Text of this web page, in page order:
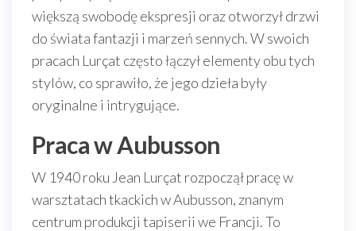
większą swobodę ekspresji oraz otworzył drzwi
do świata fantazji i marzeń sennych. W swoich
pracach Lurçat często łączył elementy obu tych
stylów, co sprawiło, że jego dzieła były
oryginalne i intrygujące.
Praca w Aubusson
W 1940 roku Jean Lurçat rozpoczął pracę w
warsztatach tkackich w Aubusson, znanym
centrum produkcji tapiserii we Francji. To